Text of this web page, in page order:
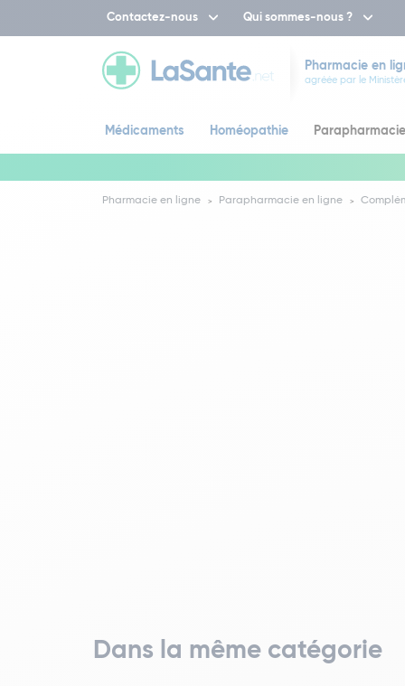
Contactez-nous Qui sommes-nous ?
Pharmacie en
agréée par le
Médicaments Homéopathie Parapharmacie
Pharmacie en ligne Parapharmacie en ligne
Dans la même catégorie